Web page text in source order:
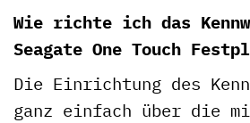
Wie richte ich das
Seagate One Touch
Die Einrichtung des
ganz einfach über die